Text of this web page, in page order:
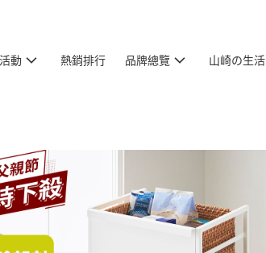
動 熱銷排行 品牌總覽 山崎の生活